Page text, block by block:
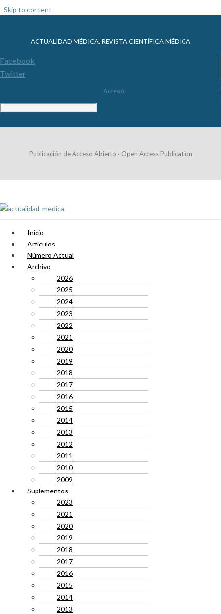
Skip to content
ACTUALIDAD MÉDICA. REVISTA CIENTÍFICA MÉDICA
Facebook
Twitter
Acceso
Publicación de Acceso Abierto · Open Access Publication
Inicio
Artículos
Número Actual
Archivo
2026
2025
2024
2023
2022
2021
2020
2019
2018
2017
2016
2015
2014
2013
2012
2011
2010
2009
Suplementos
2023
2021
2020
2019
2018
2017
2016
2015
2014
2013